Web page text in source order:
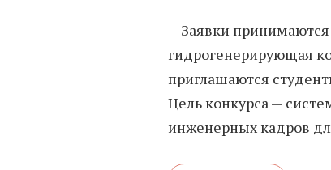
Заявки
гидрогенерирующая
приглашаются
Цель конкурса —
инженерных кадров